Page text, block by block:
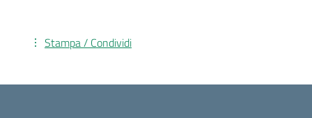
Stampa / Condividi